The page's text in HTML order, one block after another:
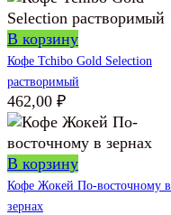
В корзину
Кофе Tchibo Gold Selection
растворимый
462,00 ₽
В корзину
Кофе Жокей По-восточному в
зернах